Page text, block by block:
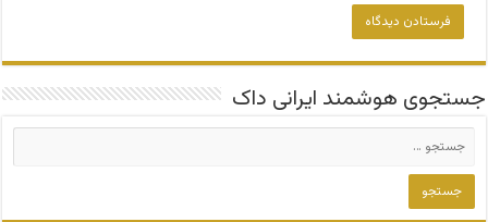
جستجوی هوشمند ایرانی داک